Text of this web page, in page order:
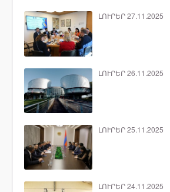
ԼՈՒՐԵՐ 27.11.2025
ԼՈՒՐԵՐ 26.11.2025
ԼՈՒՐԵՐ 25.11.2025
ԼՈՒՐԵՐ 24.11.2025